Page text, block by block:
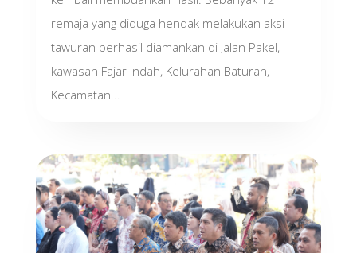
remaja yang diduga hendak melakukan aksi
tawuran berhasil diamankan di Jalan Pakel,
kawasan Fajar Indah, Kelurahan Baturan,
Kecamatan...